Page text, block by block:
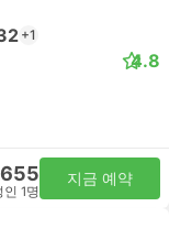
+1
4.8
인 1명
지금 예약